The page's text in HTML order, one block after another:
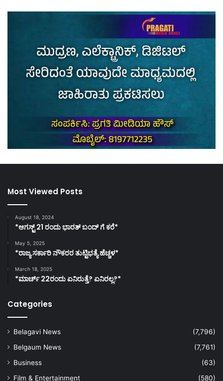
Most Viewed Posts
August 18, 2024
*ಆಗಸ್ಟ್ 21 ರಂದು ಭಾರತ್‌ ಬಂದ್‌ ಗೆ ಕರೆ*
May 5, 2025
*ರಾಜ್ಯ ಸರ್ಕಾರಿ ನೌಕರರ ತುಟ್ಟಿಭತ್ಯೆ ಹೆಚ್ಚಳ*
March 18, 2025
*ಮಾರ್ಚ್ 22ರಂದು ಏನಿರುತ್ತೆ? ಏನಿರಲ್ಲ?*
Categories
Belagavi News
(7,796)
Belgaum News
(7,761)
Business
(63)
Film & Entertainment
(580)